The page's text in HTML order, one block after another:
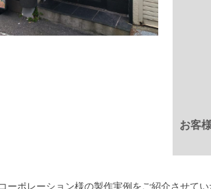
お客
ーポレーション様の製作実例をご紹介させて